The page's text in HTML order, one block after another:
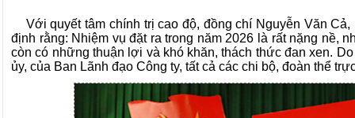
Với quyết tâm chính trị cao độ, đồng chí Nguyễn Văn
định rằng: Nhiệm vụ đặt ra trong năm 2026 là rất nặng nề,
còn có những thuận lợi và khó khăn, thách thức đan xen.
ủy, của Ban Lãnh đạo Công ty, tất cả các chi bộ, đoàn thể